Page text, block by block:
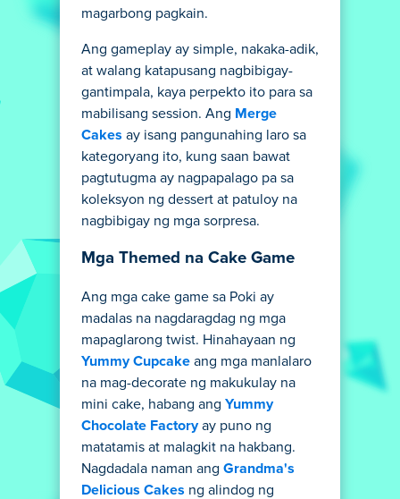
magarbong pagkain.
Ang gameplay ay simple, nakaka-adik,
at walang katapusang nagbibigay-
gantimpala, kaya perpekto ito para sa
mabilisang session. Ang Merge
Cakes ay isang pangunahing laro sa
kategoryang ito, kung saan bawat
pagtutugma ay nagpapalago pa sa
koleksyon ng dessert at patuloy na
nagbibigay ng mga sorpresa.
Mga Themed na Cake Game
Ang mga cake game sa Poki ay
madalas na nagdaragdag ng mga
mapaglarong twist. Hinahayaan ng
Yummy Cupcake ang mga manlalaro
na mag-decorate ng makukulay na
mini cake, habang ang Yummy
Chocolate Factoryay puno ng
matatamis at malagkit na hakbang.
Nagdadala naman ang Grandma's
Delicious Cakes ng alindog ng